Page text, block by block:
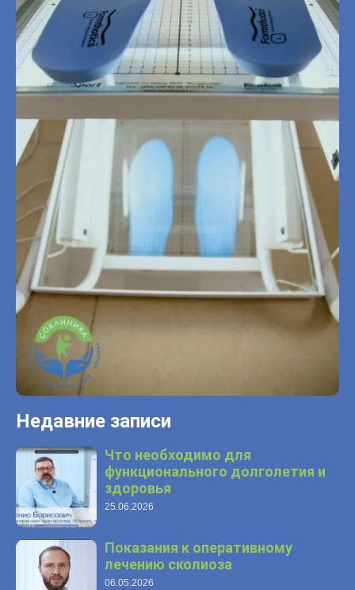
Недавние записи
Что необходимо для
функционального долголетия и
здоровья
25.06.2026
Показания к оперативному
лечению сколиоза
06.05.2026